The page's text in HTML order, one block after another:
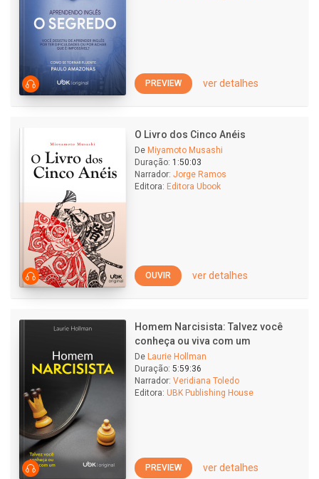
PREVIEW ver detalhes
O Livro dos Cinco Anéis
De Miyamoto Musashi
Duração: 1:50:03
Narrador: Jorge Ramos
Editora: Editora Ubook
OUVIR ver detalhes
Homem Narcisista: Talvez você
conheça ou viva com um
De Laurie Hollman
Duração: 5:59:36
Narrador: Veridiana Toledo
Editora: UBK Publishing House
PREVIEW ver detalhes